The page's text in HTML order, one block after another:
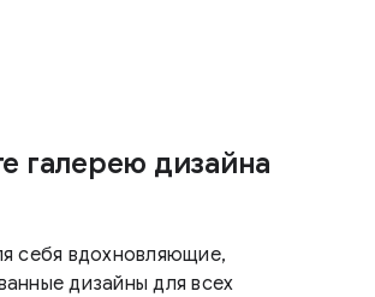
галерею дизайна
себя вдохновляющие,
дизайны для всех